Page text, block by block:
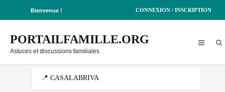
Bienvenue ! CONNEXION / INSCRIPTION
PORTAILFAMILLE.ORG
Astuces et discussions familiales